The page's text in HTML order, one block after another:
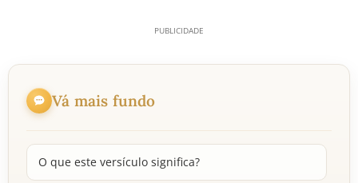
Vá mais fundo
O que este versículo significa?